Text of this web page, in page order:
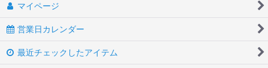
マイページ
営業日カレンダー
最近チェックしたアイテム